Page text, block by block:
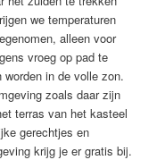
we temperaturen
alleen voor
vroeg op pad te
in de volle zon.
zoals daar zijn
terras van het kasteel
gerechtjes en
krijg je er gratis bij.